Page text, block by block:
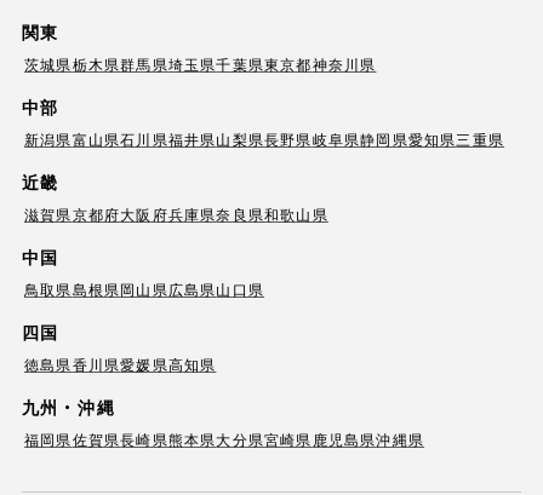
関東
茨城県栃木県群馬県埼玉県千葉県東京都神奈川県
中部
新潟県富山県石川県福井県山梨県長野県岐阜県静岡県愛知県三重県
近畿
滋賀県京都府大阪府兵庫県奈良県和歌山県
中国
鳥取県島根県岡山県広島県山口県
四国
徳島県香川県愛媛県高知県
九州・沖縄
福岡県佐賀県長崎県熊本県大分県宮崎県 鹿児島県沖縄県